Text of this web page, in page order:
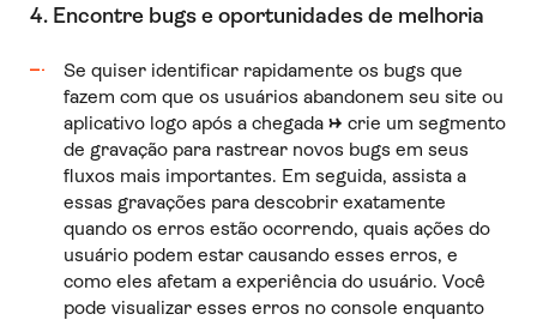
4. Encontre bugs e oportunidades de melhoria
Se quiser identificar rapidamente os bugs que
fazem com que os usuários abandonem seu site ou
aplicativo logo após a chegada → crie um segmento
de gravação para rastrear novos bugs em seus
fluxos mais importantes. Em seguida, assista a
essas gravações para descobrir exatamente
quando os erros estão ocorrendo, quais ações do
usuário podem estar causando esses erros, e
como eles afetam a experiência do usuário. Você
pode visualizar esses erros no console enquanto